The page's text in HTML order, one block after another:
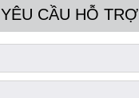
YÊU CẦU HỖ TRỢ